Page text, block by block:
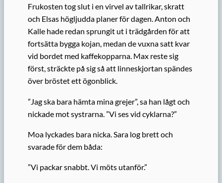
Frukosten tog slut i en virvel av tallrikar, skratt
och Elsas högljudda planer för dagen. Anton och
Kalle hade redan sprungit ut i trädgården för att
fortsätta bygga kojan, medan de vuxna satt kvar
vid bordet med kaffekopparna. Max reste sig
först, sträckte på sig så att linneskjortan spändes
över bröstet ett ögonblick.
”Jag ska bara hämta mina grejer”, sa han lågt och
nickade mot systrarna. ”Vi ses vid cyklarna?”
Moa lyckades bara nicka. Sara log brett och
svarade för dem båda:
”Vi packar snabbt. Vi möts utanför.”